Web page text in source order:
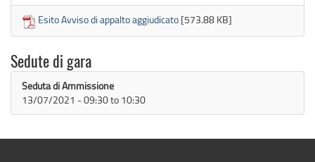
Esito Avviso di appalto aggiudicato [573.88 KB]
Sedute di gara
Seduta di Ammissione
13/07/2021 -09:30to 10:30